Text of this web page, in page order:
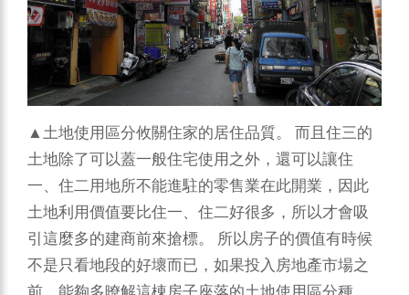
▲土地使用區分攸關住家的居住品質。
而且住三的
土地除了可以蓋一般住宅使用之外，還可以讓住
一、住二用地所不能進駐的零售業在此開業，因此
土地利用價值要比住一、住二好很多，所以才會吸
引這麼多的建商前來搶標。
所以房子的價值有時候
不是只看地段的好壞而已，如果投入房地產市場之
前，能夠多暸解這棟房子座落的土地使用區分種